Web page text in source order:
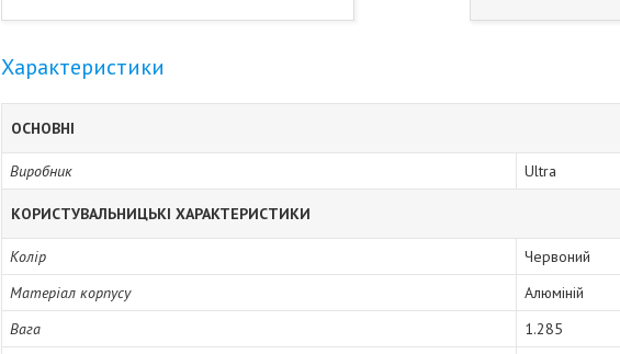
Характеристики
ОСНОВНІ
Виробник Ultra
КОРИСТУВАЛЬНИЦЬКІ ХАРАКТЕРИСТИКИ
Колір
Червоний
Матеріал корпусу
Алюміній
Вага
1.285